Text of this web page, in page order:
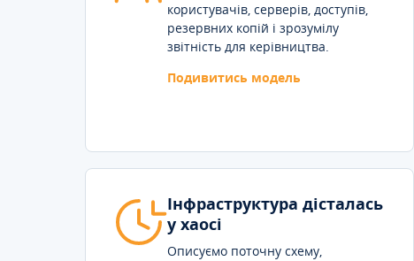
користувачів, серверів, доступів,
резервних копій і зрозумілу
звітність для керівництва.
Подивитись модель
Інфраструктура дісталась
у хаосі
Описуємо поточну схему,